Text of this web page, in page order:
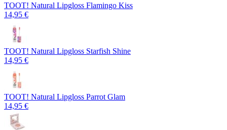
TOOT! Natural Lipgloss Flamingo Kiss
14,95 €
TOOT! Natural Lipgloss Starfish Shine
14,95 €
TOOT! Natural Lipgloss Parrot Glam
14,95 €